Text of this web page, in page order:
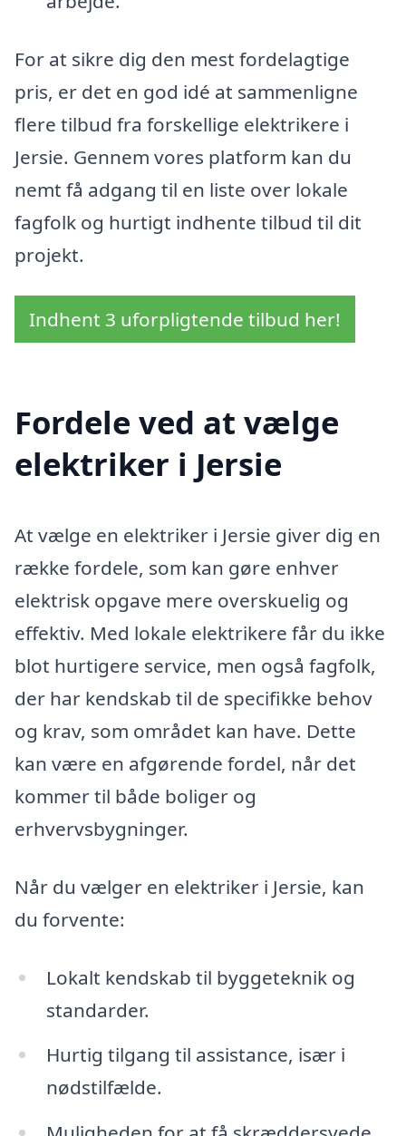
For at sikre dig den mest fordelagtige
pris, er det en god idé at sammenligne
flere tilbud fra forskellige elektrikere i
Jersie. Gennem vores platform kan du
nemt få adgang til en liste over lokale
fagfolk og hurtigt indhente tilbud til dit
projekt.
Indhent 3 uforpligtende tilbud her!
Fordele ved at vælge
elektriker i Jersie
At vælge en elektriker i Jersie giver dig en
række fordele, som kan gøre enhver
elektrisk opgave mere overskuelig og
effektiv. Med lokale elektrikere får du ikke
blot hurtigere service, men også fagfolk,
der har kendskab til de specifikke behov
og krav, som området kan have. Dette
kan være en afgørende fordel, når det
kommer til både boliger og
erhvervsbygninger.
Når du vælger en elektriker i Jersie, kan
du forvente:
Lokalt kendskab til byggeteknik og
standarder.
Hurtig tilgang til assistance, især i
nødstilfælde.